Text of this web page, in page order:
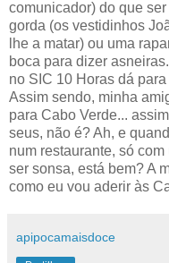
comunicador) do que
gorda (os vestidinhos
lhe a matar) ou uma
boca para dizer
no SIC 10 Horas dá
Assim sendo, minha
para Cabo Verde...
seus, não é? Ah, e
num restaurante, só
ser sonsa, está bem? A
como eu vou aderir às
apipocamaisdoce